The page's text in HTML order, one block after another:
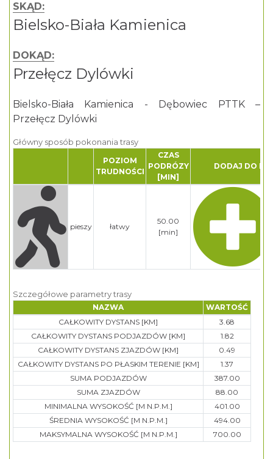
SKĄD:
Bielsko-Biała Kamienica
DOKĄD:
Przełęcz Dylówki
Bielsko-Biała Kamienica - Dębowiec PTTK –
Przełęcz Dylówki
Główny sposób pokonania trasy
POZIOM
TRUDNOŚCI
CZAS
PODRÓZY
[MIN]
DODAJ DO
pieszy łatwy
50.00
[min]
Szczegółowe parametry trasy
NAZWA
WARTOŚĆ
CAŁKOWITY DYSTANS [KM]
3.68
CAŁKOWITY DYSTANS PODJAZDÓW [KM]
1.82
CAŁKOWITY DYSTANS ZJAZDÓW [KM]
0.49
CAŁKOWITY DYSTANS PO PŁASKIM TERENIE [KM]
1.37
SUMA PODJAZDÓW
387.00
SUMA ZJAZDÓW
88.00
MINIMALNA WYSOKOŚĆ [M N.P.M.]
401.00
ŚREDNIA WYSOKOŚĆ [M N.P.M.]
494.00
MAKSYMALNA WYSOKOŚĆ [M N.P.M.]
700.00